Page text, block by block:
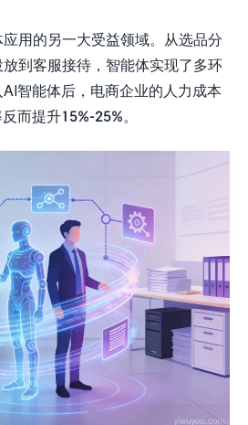
用的另一大受益领域。从选品分
到客服接待，智能体实现了多环
智能体后，电商企业的人力成本
而提升15%-25%。